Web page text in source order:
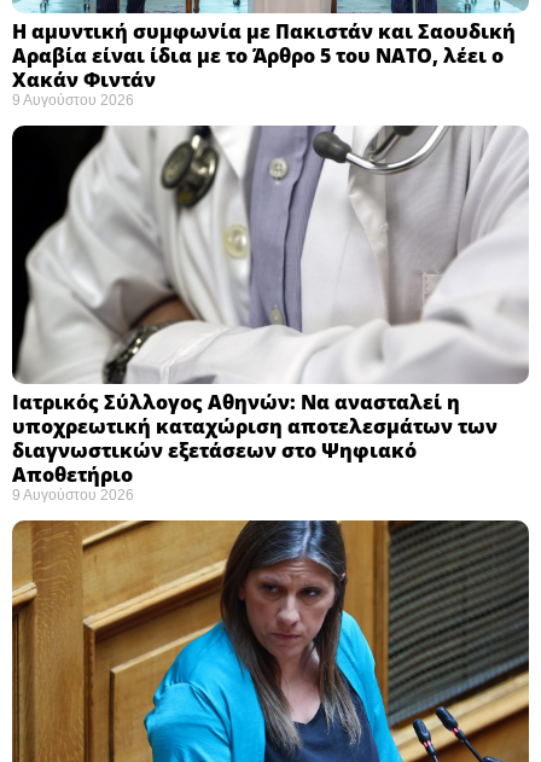
Η αμυντική συμφωνία με Πακιστάν και Σαουδική
Αραβία είναι ίδια με το Άρθρο 5 του ΝΑΤΟ, λέει ο
Χακάν Φιντάν ​
9 Αυγούστου 2026
Ιατρικός Σύλλογος Αθηνών: Να ανασταλεί η
υποχρεωτική καταχώριση αποτελεσμάτων των
διαγνωστικών εξετάσεων στο Ψηφιακό
Αποθετήριο ​
9 Αυγούστου 2026